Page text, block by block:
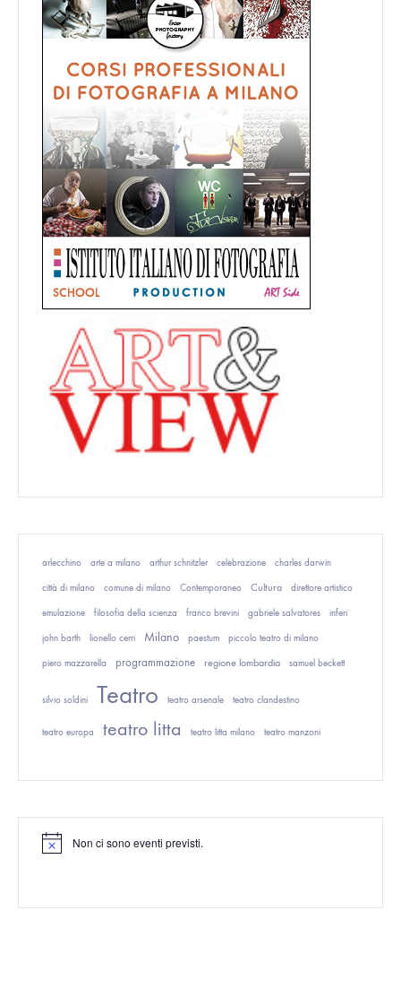
arlecchino arte a milano arthur schnitzler celebrazione charles darwin
città di milano comune di milano Contemporaneo Cultura direttore artistico
emulazione filosofia della scienza franco brevini gabriele salvatores inferi
john barth lionello cerri Milano paestum piccolo teatro di milano
piero mazzarella programmazione regione lombardia samuel beckett
silvio soldini Teatro teatro arsenale teatro clandestino
teatro europa teatro litta teatro litta milano teatro manzoni
N
c
Non ci sono eventi previsti.